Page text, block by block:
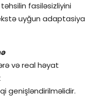
fasiləsizliyini
uyğun adaptasiya
və real həyat
genişləndirilməlidir.